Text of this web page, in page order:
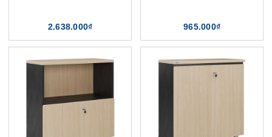
2.638.000₫ 965.000₫